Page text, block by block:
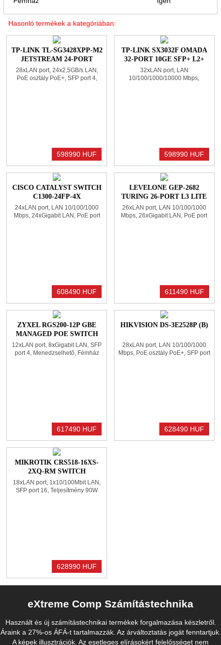
Hasonló termékek a kategóriában:
TP-LINK TL-SG3428XPP-M2
JETSTREAM 24-PORT
2.5GBASE-T AND 4-PORT
10GE SFP+ L2+ MANAGED
28xLAN port, 24x2,5GB/s LAN,
PoE osztály PoE+, SFP port 4,
598990 HUF
TP-LINK SX3032F OMADA
32-PORT 10GE SFP+ L2+
MANAGED SWITCH
32xLAN port, LAN
10/100/1000/10000 Mbps,
598990 HUF
CISCO CATALYST SWITCH
C1300-24FP-4X
24xLAN port, LAN 10/100/1000
Mbps, 24xGigabit LAN, PoE port
608490 HUF
LEVELONE GEP-2682
TURING 26-PORT L3 LITE
MANAGED GIGABIT POE
SWITCH
26xLAN port, LAN 10/100/1000
Mbps, 26xGigabit LAN, PoE port
611490 HUF
ZYXEL RGS200-12P GBE
MANAGED POE SWITCH
12xLAN port, 8xGigabit LAN, SFP
port 4, Menedzselhető, Fémház
617490 HUF
HIKVISION DS-3E2528P (B)
28xLAN port, LAN 10/100/1000
Mbps, PoE osztály PoE+, SFP port
628490 HUF
MIKROTIK CRS518-16XS-
2XQ-RM SWITCH
18xLAN port, 1x10/100Mbit LAN,
SFP port 16, Teljesítmény 90W
628990 HUF
eXtreme Comp Számítástechnika
Használt és új számítástechnikai termékek forgalmazása készletről.
Áraink a 27%-os ÁFÁ-t tartalmazzák. Az árváltoztatás jogát fenntartjuk.
A képek illusztrációk. Az esetleges elírásokért felelősséget nem